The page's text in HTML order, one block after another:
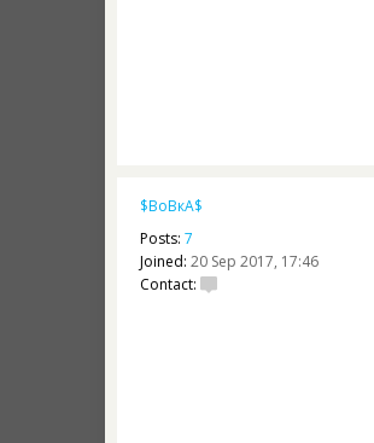
$ВоВкА$
Posts: 7
Joined: 20 Sep 2017, 17:46
Contact: